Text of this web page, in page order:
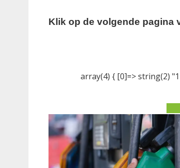
Klik op de volgende pagina
array(4) { [0]=> string(2)